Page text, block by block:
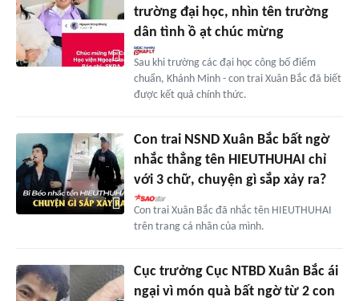
trường đại học, nhìn tên trường
dân tình ồ ạt chúc mừng
Sau khi trường các đại học công bố điểm
chuẩn, Khánh Minh - con trai Xuân Bắc đã biết
được kết quả chính thức.
Con trai NSND Xuân Bắc bất ngờ
nhắc thẳng tên HIEUTHUHAI chỉ
với 3 chữ, chuyện gì sắp xảy ra?
Con trai Xuân Bắc đã nhắc tên HIEUTHUHAI
trên trang cá nhân của mình.
Cục trưởng Cục NTBD Xuân Bắc ái
ngại vì món quà bất ngờ từ 2 con